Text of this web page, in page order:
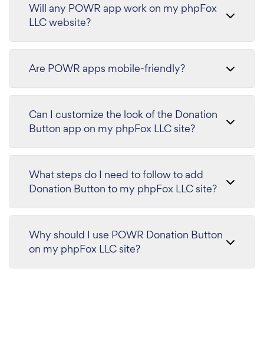
Will any POWR app work on my phpFox
LLC website?
Are POWR apps mobile-friendly?
Can I customize the look of the Donation
Button app on my phpFox LLC site?
What steps do I need to follow to add
Donation Button to my phpFox LLC site?
Why should I use POWR Donation Button
on my phpFox LLC site?